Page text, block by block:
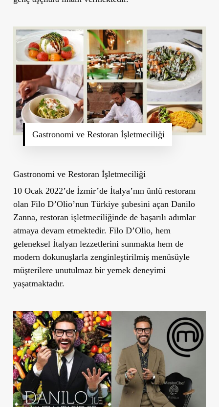
Gastronomi ve Restoran İşletmeciliği
Gastronomi ve Restoran İşletmeciliği
10 Ocak 2022’de İzmir’de İtalya’nın ünlü restoranı
olan Filo D’Olio’nun Türkiye şubesini açan Danilo
Zanna, restoran işletmeciliğinde de başarılı adımlar
atmaya devam etmektedir. Filo D’Olio, hem
geleneksel İtalyan lezzetlerini sunmakta hem de
modern dokunuşlarla zenginleştirilmiş menüsüyle
müşterilere unutulmaz bir yemek deneyimi
yaşatmaktadır.